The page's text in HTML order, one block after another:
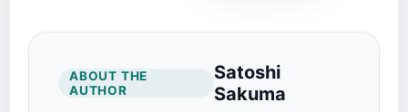
ABOUT THE
AUTHOR
Satoshi
Sakuma